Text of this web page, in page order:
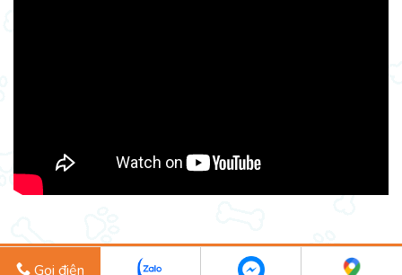
Gọi điện
Copyright 2026 ©